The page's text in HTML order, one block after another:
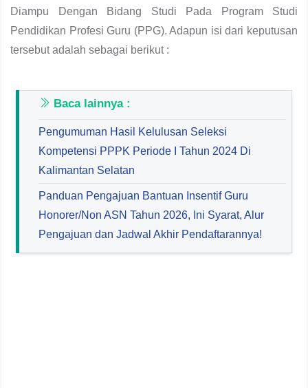
Diampu Dengan Bidang Studi Pada Program Studi
Pendidikan Profesi Guru (PPG). Adapun isi dari keputusan
tersebut adalah sebagai berikut :
Baca lainnya :
Pengumuman Hasil Kelulusan Seleksi
Kompetensi PPPK Periode I Tahun 2024 Di
Kalimantan Selatan
Panduan Pengajuan Bantuan Insentif Guru
Honorer/Non ASN Tahun 2026, Ini Syarat, Alur
Pengajuan dan Jadwal Akhir Pendaftarannya!